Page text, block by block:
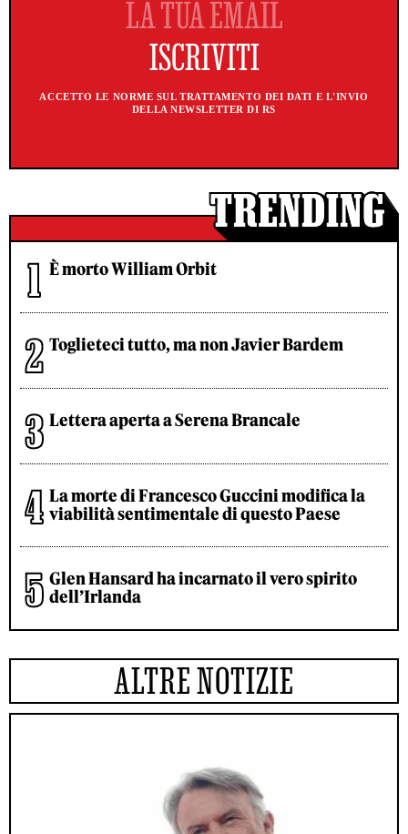
ACCETTO LE NORME SUL TRATTAMENTO DEI DATI E L'INVIO
DELLA NEWSLETTER DI RS
È morto William Orbit
Toglieteci tutto, ma non Javier Bardem
Lettera aperta a Serena Brancale
La morte di Francesco Guccini modifica la
viabilità sentimentale di questo Paese
Glen Hansard ha incarnato il vero spirito
dell’Irlanda
ALTRE NOTIZIE